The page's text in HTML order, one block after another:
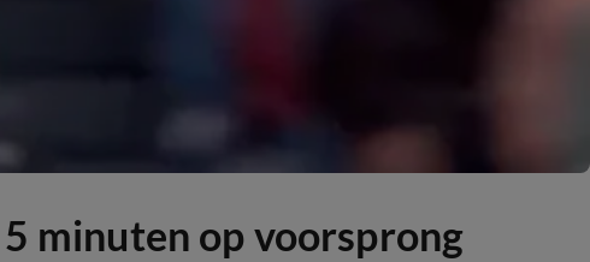
minuten op voorsprong